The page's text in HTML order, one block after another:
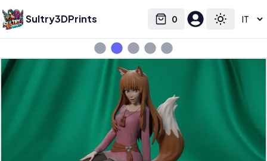
Sultry3DPrints 0
Cart Toggle
Select language